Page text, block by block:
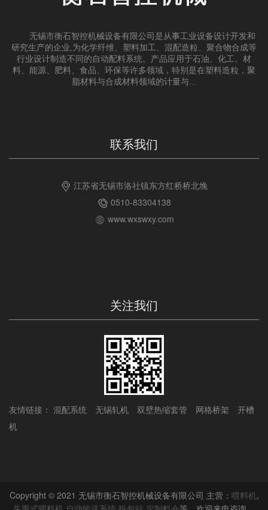
无锡市衡石智控机械设备有限公司是从事工业设备设计开发和
研究生产的企业,为化学纤维、塑料加工、混配造粒、聚合物合成等
行业设计制造不同的自动配料系统。产品应用于石油、化工、材
料、能源、肥料、食品、环保等许多领域，特别是在塑料造粒，聚
脂材料与合成材料领域的计量与...
联系我们
江苏省无锡市洛社镇东方红桥桥北堍
0510-83304138
www.wxswxy.com
关注我们
友情链接： 混配系统 无锡轧机 双壁热缩套管 网格桥架
开槽
机
Copyright © 2021 无锡市衡石智控机械设备有限公司 主营： 喂料机 ,